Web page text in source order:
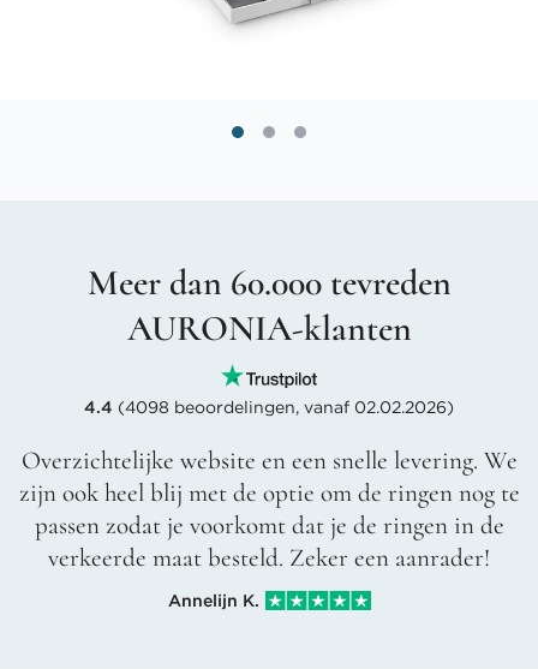
Meer dan 60.000 tevreden
AURONIA-klanten
4.4 (4098 beoordelingen, vanaf 02.02.2026)
Overzichtelijke website en een snelle levering. We
zijn ook heel blij met de optie om de ringen nog te
passen zodat je voorkomt dat je de ringen in de
verkeerde maat besteld. Zeker een aanrader!
Annelijn K.